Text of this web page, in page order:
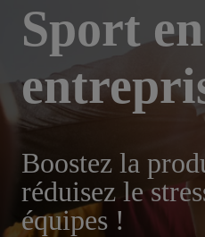
Sport en
Boostez la
réduisez le
équipes !